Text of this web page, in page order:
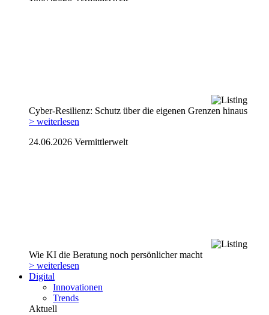
Cyber-Resilienz: Schutz über die eigenen Grenzen hinaus
> weiterlesen
24.06.2026 Vermittlerwelt
Wie KI die Beratung noch persönlicher macht
> weiterlesen
Digital
Innovationen
Trends
Aktuell